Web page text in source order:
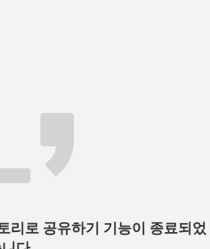
리로 공유하기 기능이 종료되었